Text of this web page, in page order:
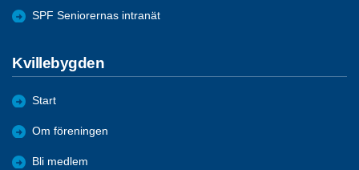
SPF Seniorernas intranät
Kvillebygden
Start
Om föreningen
Bli medlem